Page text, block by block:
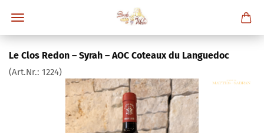
Le Clos Redon – Syrah – AOC Coteaux du Languedoc
(Art.Nr.: 1224)